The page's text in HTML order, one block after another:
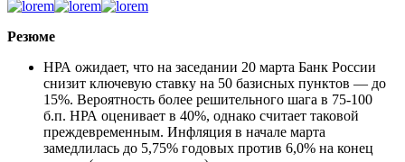
Резюме
НРА ожидает, что на заседании 20 марта Банк России
снизит ключевую ставку на 50 базисных пунктов — до
15%. Вероятность более решительного шага в 75-100
б.п. НРА оценивает в 40%, однако считает таковой
преждевременным. Инфляция в начале марта
замедлилась до 5,75% годовых против 6,0% на конец